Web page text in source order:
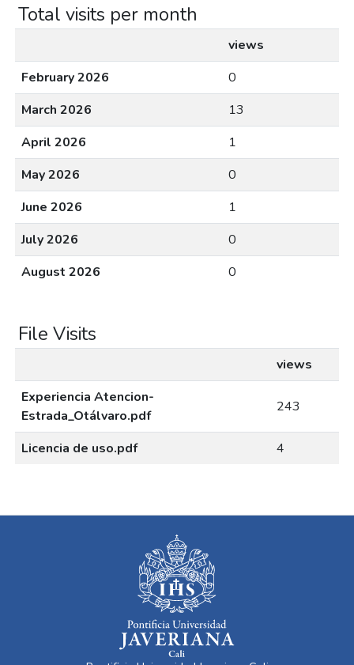
Total visits per month
views
February 2026
0
March 2026
13
April 2026
1
May 2026
0
June 2026
1
July 2026
0
August 2026
0
File Visits
views
Experiencia Atencion-
Estrada_Otálvaro.pdf
243
Licencia de uso.pdf 4